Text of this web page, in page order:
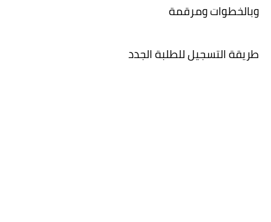
وبالخطوات ومرقمة
طريقة التسجيل للطلبة الجدد